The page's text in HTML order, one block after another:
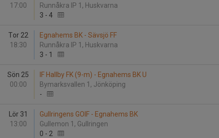
17:00
Runnåkra IP 1, Huskvarna
3 - 4
Tor 22
18:30
Egnahems BK - Sävsjö FF
Runnåkra IP 1, Huskvarna
3 - 1
Sön 25
00:00
IF Hallby FK (9-m) - Egnahems BK U
Bymarksvallen 1, Jönköping
-
Lör 31
13:00
Gullringens GOIF - Egnahems BK
Gullemon 1, Gullringen
0 - 2